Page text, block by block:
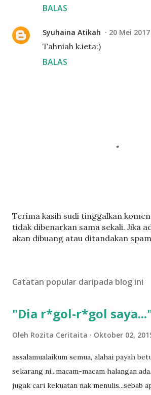
BALAS
Syuhaina Atikah 20 Mei
Tahniah k.ieta:)
BALAS
C
a
t
l
Terima kasih sudi tinggalkan
tidak dibenarkan sama sekali. Jika
akan dibuang atau ditandakan
Catatan popular daripada blog ini
"Dia r*gol-r*gol
Oleh Rozita Ceritaita Oktober 02,
assalamualaikum semua, alahai payah
sekarang ni...macam-macam halangan
jugak cari kekuatan nak menulis...sebab